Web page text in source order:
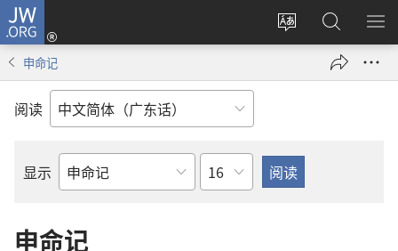
JW.ORG
更
登
录
（打
搜
索
JW.ORG
显
申命记
阅读
显示
圣
经
章
申命记